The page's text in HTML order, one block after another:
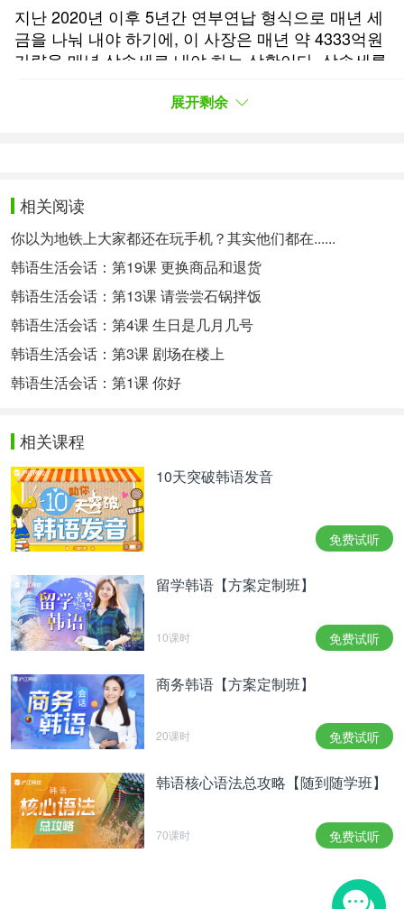
지난 2020년 이후 5년간 연부연납 형식으로 매년 세
금을 나눠 내야 하기에, 이 사장은 매년 약 4333억원
가량을 매년 상속세로 내야 하는 상황이다. 상속세를
매각에 따른 양도소득세 등으로 지출될 것
元，预计将用于偿还贷款利息、出售股份的转让所得
税等。
이 사장도 금리 인상 등 글로벌 긴축
기는 어려웠던 것으로 보인다. 이번 대출은 한국투자
증권에서 받았는데 금리가 기존 대출처인 교보증권,
현대차증권보다 0.5%나 높다.
由此看来即便是三星长公主李富真也难以避免受到利
证券、现代汽车证券公司高出0.5%。
지난 1월부터 이 사장에게 대출을 해준 교보증권도
지난 4월 이후 담보 주식수를 늘리고 금리를 3.75%
에서 4.25%까지 올렸다. 일반인의 주담보 대출 규모
와는 차원이 다른 수준이라 이자도 매우 낮다고 볼
지고 있는 것으로 보인다.
今年1月起，给李富真去年贷款的教保证券在4月后，
也开始增加了抵押股票数量，将利率从3.75%上调到
4.25%，虽然李富真与一般主担保人贷款的金额不
同、贷款公司给予李富真的利息也是公认的低，但受
利率上调影响，李富真的利息负担确实在逐年加重。
호텔신라 측은 이 사장의 대출 건에 대해 "사적인 내
용에 대해서는 알지 못한다"고 답했다.
的事情。”
虽然继承遗产的遗产税如此巨大，缴纳遗产税所贷款
的利息如此高压，但并不妨碍李富真富婆的地位，稳
遗产税，还不如来看看她现在所拥有的财产！
展开剩余
相关阅读
你以为地铁上大家都还在玩手机？其实他们都在......
韩语生活会话：第19课 更换商品和退货
韩语生活会话：第13课 请尝尝石锅拌饭
韩语生活会话：第4课 生日是几月几号
韩语生活会话：第3课 剧场在楼上
韩语生活会话：第1课 你好
相关课程
10天突破韩语发音
免费试听
留学韩语【方案定制班】
10课时 免费试听
商务韩语【方案定制班】
20课时 免费试听
韩语核心语法总攻略【随到随学班】
70课时 免费试听